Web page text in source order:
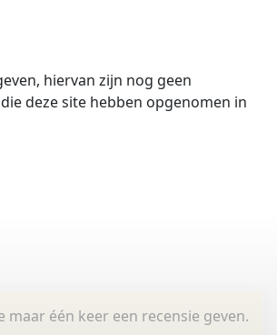
hiervan zijn nog geen
deze site hebben opgenomen in
maar één keer een recensie geven.